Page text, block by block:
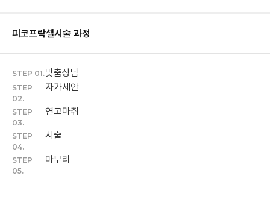
피코프락셀시술 과정
STEP 01.맞춤상담
STEP
02.
자가세안
STEP
03.
연고마취
STEP
04.
시술
STEP
05.
마무리